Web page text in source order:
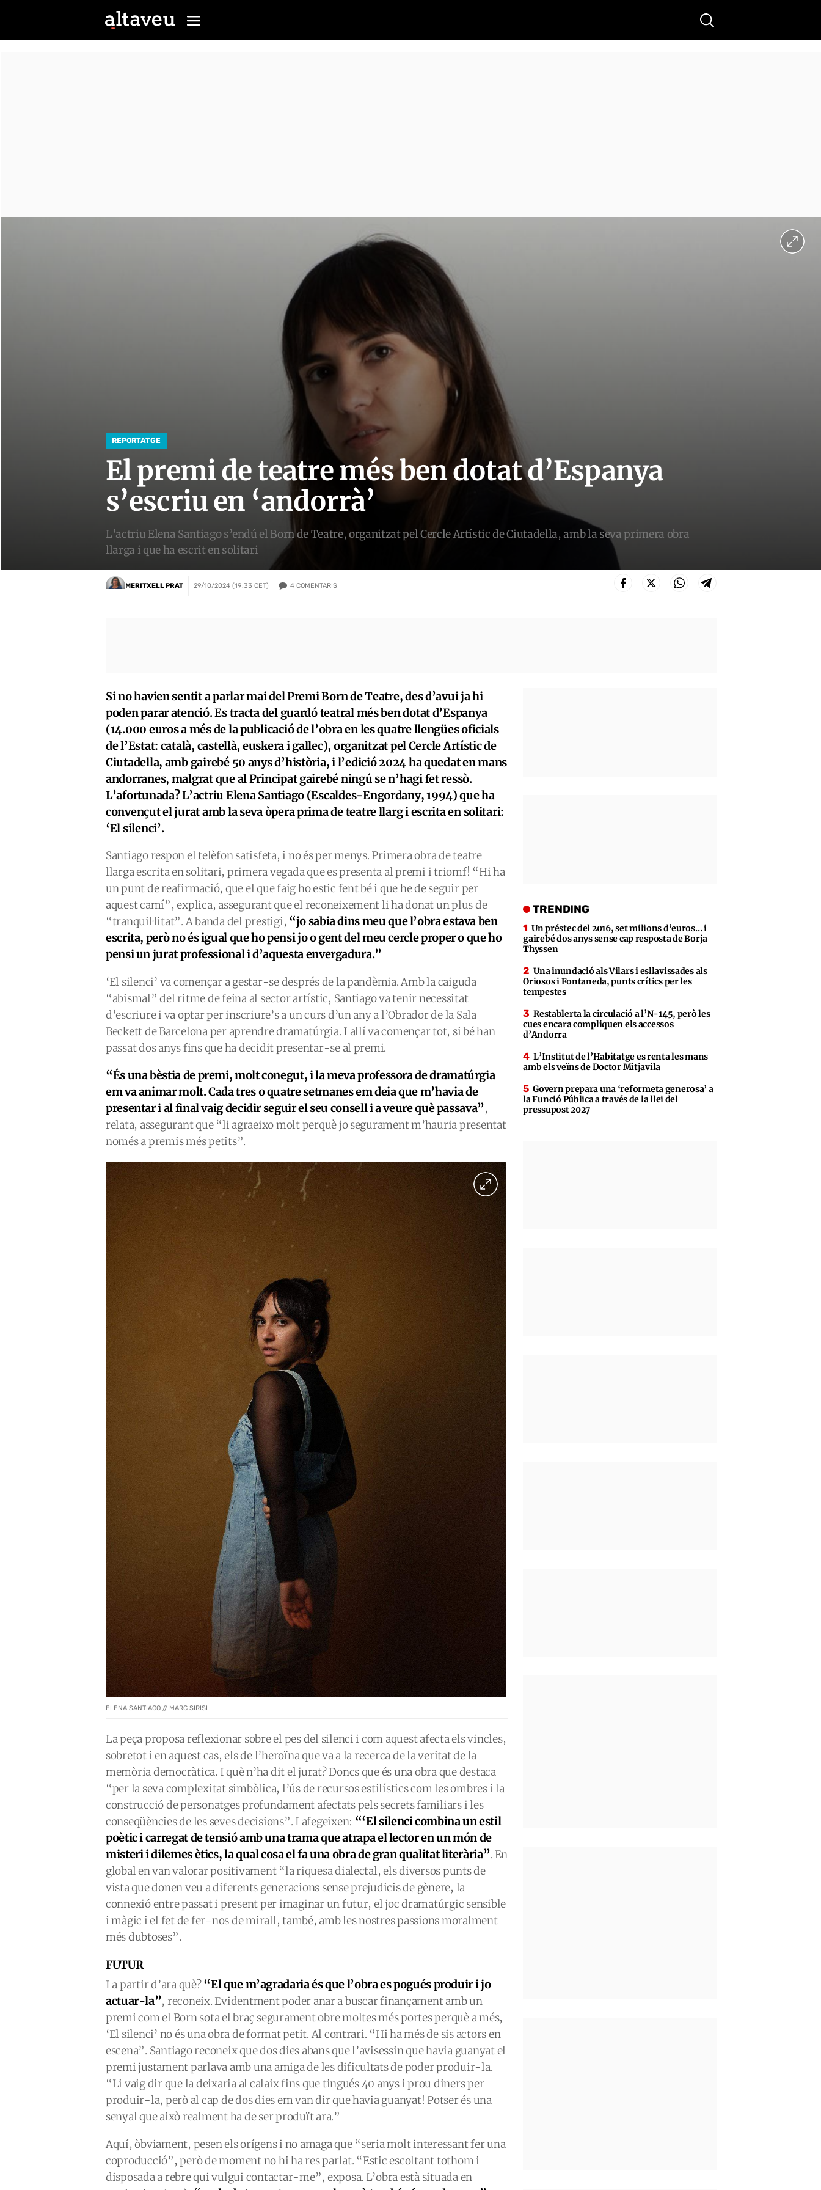
Buscar
REPORTATGE
El premi de teatre més ben dotat d’Espanya
s’escriu en ‘andorrà’
L’actriu Elena Santiago s’endú el Born de Teatre, organitzat pel Cercle Artístic de Ciutadella, amb la seva primera obra
llarga i que ha escrit en solitari
MERITXELL PRAT 29/10/2024 (19:33 CET) 4 COMENTARIS
Si no havien sentit a parlar mai del Premi Born de Teatre, des d’avui ja hi
poden parar atenció. Es tracta del guardó teatral més ben dotat d’Espanya
(14.000 euros a més de la publicació de l’obra en les quatre llengües oficials
de l’Estat: català, castellà, euskera i gallec), organitzat pel Cercle Artístic de
Ciutadella, amb gairebé 50 anys d’història, i l’edició 2024 ha quedat en mans
andorranes, malgrat que al Principat gairebé ningú se n’hagi fet ressò.
L’afortunada? L’actriu Elena Santiago (Escaldes-Engordany, 1994) que ha
convençut el jurat amb la seva òpera prima de teatre llarg i escrita en solitari:
‘El silenci’.
Santiago respon el telèfon satisfeta, i no és per menys. Primera obra de teatre
llarga escrita en solitari, primera vegada que es presenta al premi i triomf! “Hi ha
un punt de reafirmació, que el que faig ho estic fent bé i que he de seguir per
aquest camí”, explica, assegurant que el reconeixement li ha donat un plus de
“tranquil·litat”. A banda del prestigi, “jo sabia dins meu que l’obra estava ben
escrita, però no és igual que ho pensi jo o gent del meu cercle proper o que ho
pensi un jurat professional i d’aquesta envergadura.”
‘El silenci’ va començar a gestar-se després de la pandèmia. Amb la caiguda
“abismal” del ritme de feina al sector artístic, Santiago va tenir necessitat
d’escriure i va optar per inscriure’s a un curs d’un any a l’Obrador de la Sala
Beckett de Barcelona per aprendre dramatúrgia. I allí va començar tot, si bé han
passat dos anys fins que ha decidit presentar-se al premi.
“És una bèstia de premi, molt conegut, i la meva professora de dramatúrgia
em va animar molt. Cada tres o quatre setmanes em deia que m’havia de
presentar i al final vaig decidir seguir el seu consell i a veure què passava”,
relata, assegurant que “li agraeixo molt perquè jo segurament m’hauria presentat
només a premis més petits”.
ELENA SANTIAGO // MARC SIRISI
La peça proposa reflexionar sobre el pes del silenci i com aquest afecta els vincles,
sobretot i en aquest cas, els de l’heroïna que va a la recerca de la veritat de la
memòria democràtica. I què n’ha dit el jurat? Doncs que és una obra que destaca
“per la seva complexitat simbòlica, l’ús de recursos estilístics com les ombres i la
construcció de personatges profundament afectats pels secrets familiars i les
conseqüències de les seves decisions”. I afegeixen: “‘El silenci combina un estil
poètic i carregat de tensió amb una trama que atrapa el lector en un món de
misteri i dilemes ètics, la qual cosa el fa una obra de gran qualitat literària”. En
global en van valorar positivament “la riquesa dialectal, els diversos punts de
vista que donen veu a diferents generacions sense prejudicis de gènere, la
connexió entre passat i present per imaginar un futur, el joc dramatúrgic sensible
i màgic i el fet de fer-nos de mirall, també, amb les nostres passions moralment
més dubtoses”.
FUTUR
I a partir d’ara què?“El que m’agradaria és que l’obra es pogués produir i jo
actuar-la”, reconeix. Evidentment poder anar a buscar finançament amb un
premi com el Born sota el braç segurament obre moltes més portes perquè a més,
‘El silenci’ no és una obra de format petit. Al contrari. “Hi ha més de sis actors en
escena”. Santiago reconeix que dos dies abans que l’avisessin que havia guanyat el
premi justament parlava amb una amiga de les dificultats de poder produir-la.
“Li vaig dir que la deixaria al calaix fins que tingués 40 anys i prou diners per
produir-la, però al cap de dos dies em van dir que havia guanyat! Potser és una
senyal que això realment ha de ser produït ara.”
Aquí, òbviament, pesen els orígens i no amaga que “seria molt interessant fer una
coproducció”, però de moment no hi ha res parlat. “Estic escoltant tothom i
disposada a rebre qui vulgui contactar-me”, exposa. L’obra està situada en
TRENDING
Un préstec del 2016, set milions d’euros… i
gairebé dos anys sense cap resposta de Borja
Thyssen
Una inundació als Vilars i esllavissades als
Oriosos i Fontaneda, punts crítics per les
tempestes
Restablerta la circulació a l’N-145, però les
cues encara compliquen els accessos
d’Andorra
L’Institut de l’Habitatge es renta les mans
amb els veïns de Doctor Mitjavila
Govern prepara una ‘reformeta generosa’ a
la Funció Pública a través de la llei del
pressupost 2027